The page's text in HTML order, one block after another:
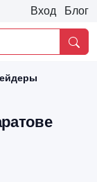
Вход Блог